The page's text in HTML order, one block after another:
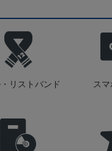
リストバンド ス